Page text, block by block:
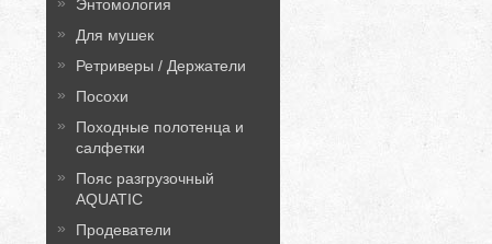
Энтомология
Для мушек
Ретриверы / Держатели
Посохи
Походные полотенца и
салфетки
Пояс разгрузочный
AQUATIC
Продеватели